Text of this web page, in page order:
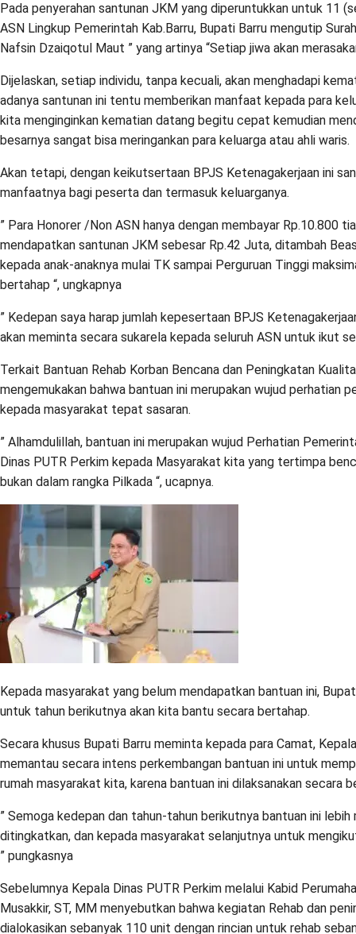
Pada penyerahan santunan JKM yang diperuntukkan untuk 11
ASN Lingkup Pemerintah Kab.Barru, Bupati Barru mengutip
Nafsin Dzaiqotul Maut ” yang artinya “Setiap jiwa akan
Dijelaskan, setiap individu, tanpa kecuali, akan menghadapi
adanya santunan ini tentu memberikan manfaat kepada para
kita menginginkan kematian datang begitu cepat kemudian
besarnya sangat bisa meringankan para keluarga atau ahli waris.
Akan tetapi, dengan keikutsertaan BPJS Ketenagakerjaan ini
manfaatnya bagi peserta dan termasuk keluarganya.
” Para Honorer /Non ASN hanya dengan membayar Rp.10.800
mendapatkan santunan JKM sebesar Rp.42 Juta, ditambah
kepada anak-anaknya mulai TK sampai Perguruan Tinggi
bertahap “, ungkapnya
” Kedepan saya harap jumlah kepesertaan BPJS
akan meminta secara sukarela kepada seluruh ASN untuk ikut
Terkait Bantuan Rehab Korban Bencana dan Peningkatan
mengemukakan bahwa bantuan ini merupakan wujud perhatian
kepada masyarakat tepat sasaran.
” Alhamdulillah, bantuan ini merupakan wujud Perhatian
Dinas PUTR Perkim kepada Masyarakat kita yang tertimpa
bukan dalam rangka Pilkada “, ucapnya.
Kepada masyarakat yang belum mendapatkan bantuan ini,
untuk tahun berikutnya akan kita bantu secara bertahap.
Secara khusus Bupati Barru meminta kepada para Camat,
memantau secara intens perkembangan bantuan ini untuk
rumah masyarakat kita, karena bantuan ini dilaksanakan secara
” Semoga kedepan dan tahun-tahun berikutnya bantuan ini lebih
ditingkatkan, dan kepada masyarakat selanjutnya untuk
” pungkasnya
Sebelumnya Kepala Dinas PUTR Perkim melalui Kabid
Musakkir, ST, MM menyebutkan bahwa kegiatan Rehab dan
dialokasikan sebanyak 110 unit dengan rincian untuk rehab